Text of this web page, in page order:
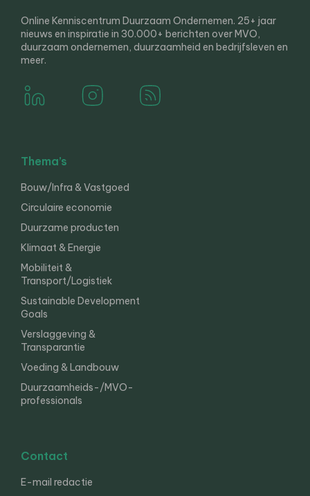
Online Kenniscentrum Duurzaam Ondernemen. 25+ jaar
nieuws en inspiratie in 30.000+ berichten over MVO,
duurzaam ondernemen, duurzaamheid en bedrijfsleven en
meer.
Thema’s
Bouw/Infra & Vastgoed
Circulaire economie
Duurzame producten
Klimaat & Energie
Mobiliteit &
Transport/Logistiek
Sustainable Development
Goals
Verslaggeving &
Transparantie
Voeding & Landbouw
Duurzaamheids-/MVO-
professionals
Contact
E-mail redactie